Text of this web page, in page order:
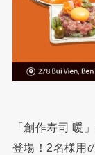
「創作寿司 暖
登場！2名様用